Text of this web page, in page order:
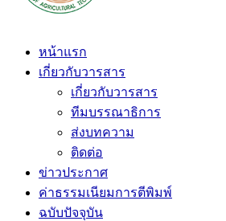
หน้าแรก
เกี่ยวกับวารสาร
เกี่ยวกับวารสาร
ทีมบรรณาธิการ
ส่งบทความ
ติดต่อ
ข่าวประกาศ
ค่าธรรมเนียมการตีพิมพ์
ฉบับปัจจุบัน